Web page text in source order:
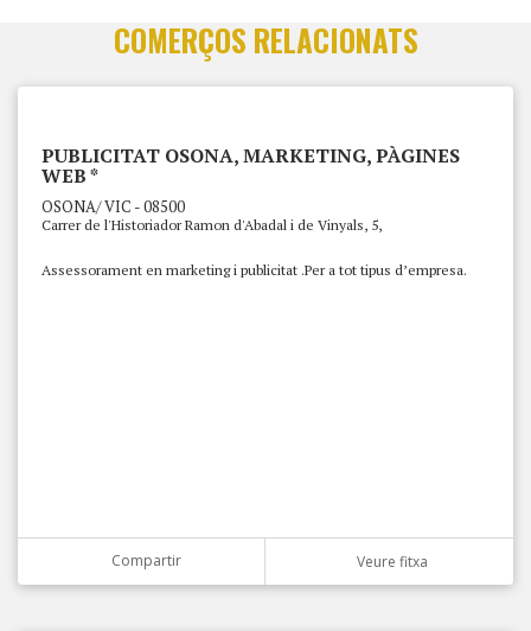
COMERÇOS RELACIONATS
PUBLICITAT OSONA, MARKETING, PÀGINES
WEB *
OSONA/ VIC - 08500
Carrer de l'Historiador Ramon d'Abadal i de Vinyals, 5,
Assessorament en marketing i publicitat .Per a tot tipus d’empresa.
Compartir Veure fitxa